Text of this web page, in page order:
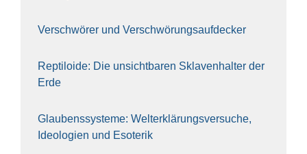
Ver­schwö­rer und Verschwörungs­aufdecker
Rep­ti­lo­ide: Die unsicht­ba­ren Skla­ven­hal­ter der
Erde
Glau­bens­sys­te­me: Welt­erklä­rungs­ver­su­che,
Ideo­lo­gien und Eso­te­rik